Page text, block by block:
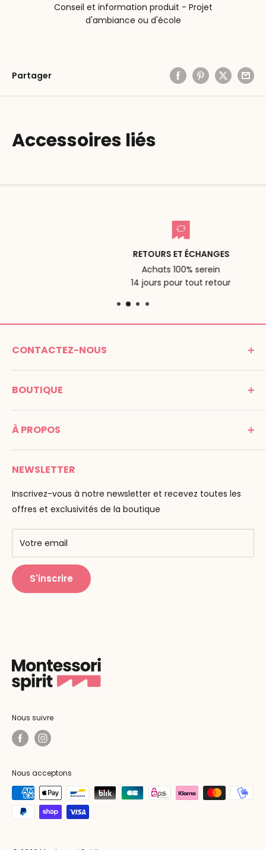
Conseil et information produit - Projet
d'ambiance ou d'école
Partager
Accessoires liés
RETOURS ET ÉCHANGES
Achats 100% serein
14 jours pour tout retour
CONTACTEZ-NOUS
MONTESSORI SPIRIT
Promenade Jean Dalba
Tél : 05 53 61 21 26
Email :info@montessori-spirit.com
BOUTIQUE
C G V
Mentions légales
Paiement
Livraison
F.A.Q
À PROPOS
Montessori Spirit
Maria Montessori
La pédagogie
Nos marques
Centres de formation
Public Montessori
NEWSLETTER
Inscrivez-vous à notre newsletter et recevez toutes les
offres et exclusivités de la boutique
Votre email
S'inscrire
Nous suivre
Nous acceptons